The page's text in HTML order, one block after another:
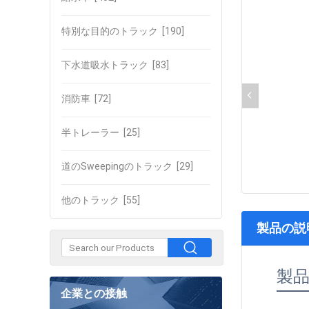
特別な目的のトラック [190]
下水道吸水トラック [83]
消防車 [72]
半トレーラー [25]
道のSweepingのトラック [29]
他のトラック [55]
企業との接触
製品の
製